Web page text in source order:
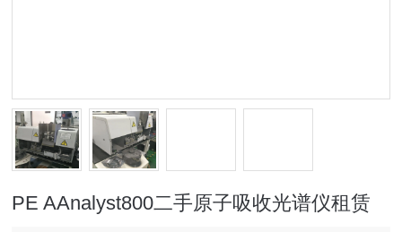
PE AAnalyst800二手原子吸收光谱仪租赁